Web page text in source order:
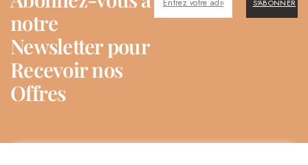
notre
Newsletter pour
Recevoir nos
Offres
S'ABONNER